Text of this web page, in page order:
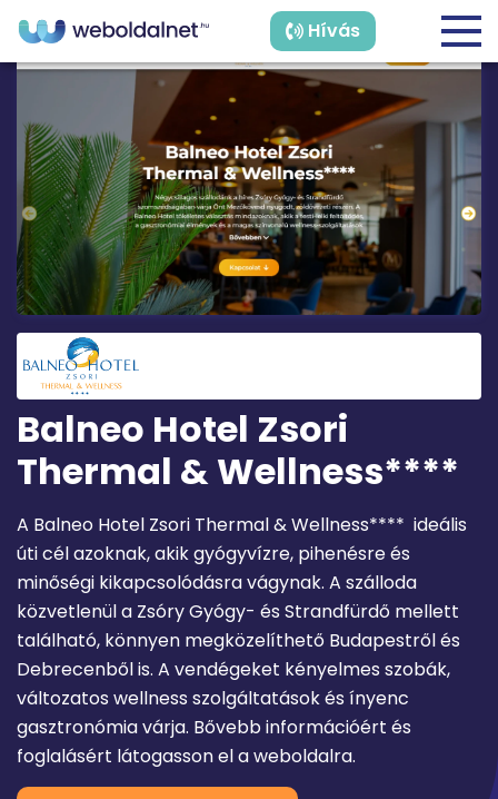
Hívás
Balneo Hotel Zsori
Thermal & Wellness****
A Balneo Hotel Zsori Thermal & Wellness**** ideális
úti cél azoknak, akik gyógyvízre, pihenésre és
minőségi kikapcsolódásra vágynak. A szálloda
közvetlenül a Zsóry Gyógy- és Strandfürdő mellett
található, könnyen megközelíthető Budapestről és
Debrecenből is. A vendégeket kényelmes szobák,
változatos wellness szolgáltatások és ínyenc
gasztronómia várja. Bővebb információért és
foglalásért látogasson el a weboldalra.